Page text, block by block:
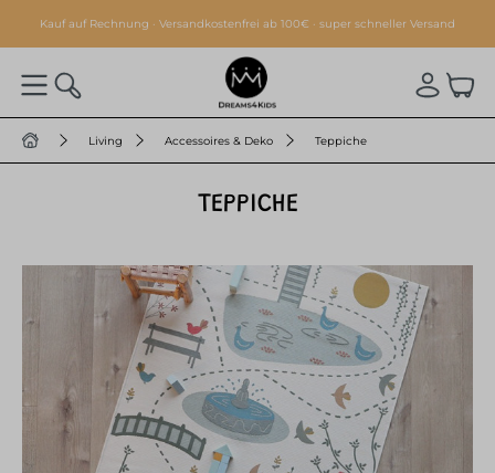
springen
Kauf auf Rechnung · Versandkostenfrei ab 100€ · super schneller Versand
Living Accessoires & Deko Teppiche
TEPPICHE